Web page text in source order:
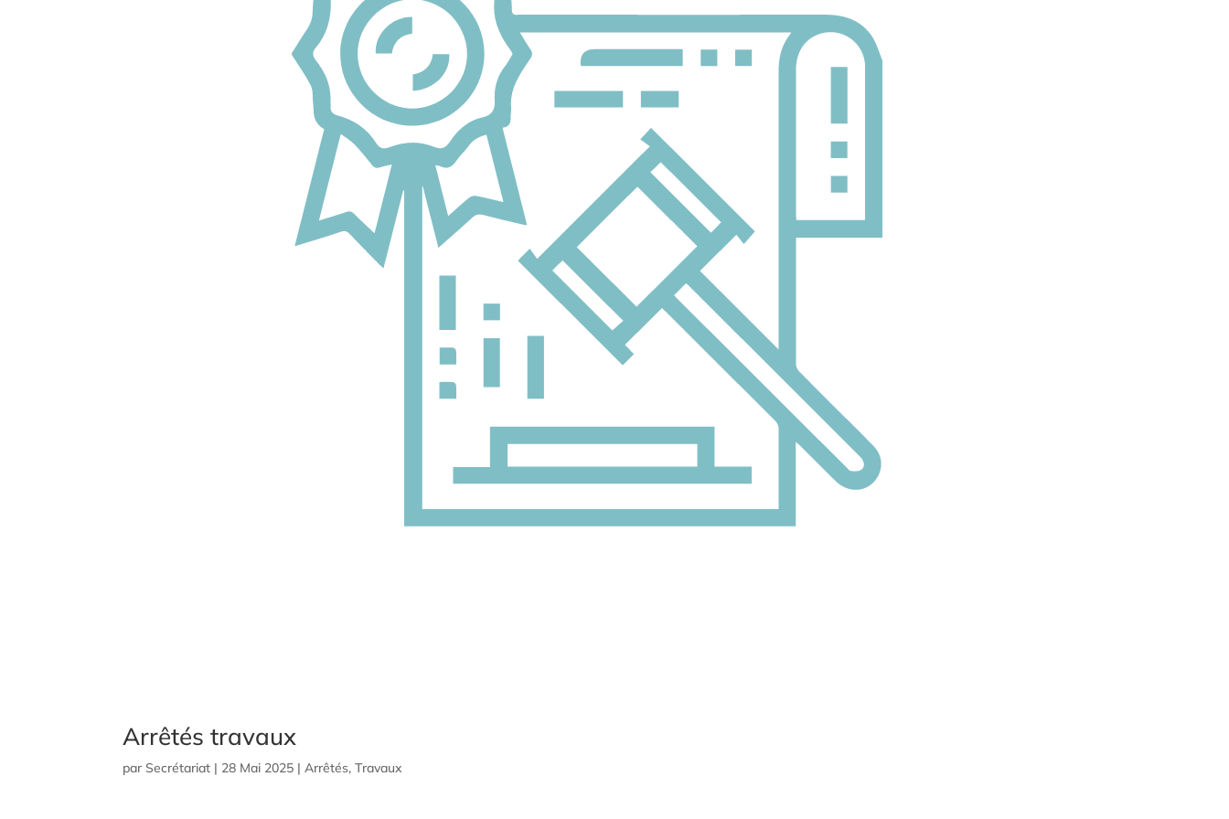
Arrêtés travaux
par Secrétariat | 28 Mai 2025 |Arrêtés,Travaux